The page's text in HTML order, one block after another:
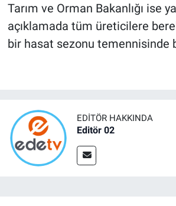
Tarım ve Orman Bakanlığı ise
açıklamada tüm üreticilere
bir hasat sezonu temennisinde
EDITÖR HAKKINDA
Editör 02